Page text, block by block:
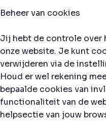
Beheer van cookies
Jij hebt de controle over
onze website. Je kunt
verwijderen via de
Houd er wel rekening
bepaalde cookies van
functionaliteit van de
helpsectie van jouw